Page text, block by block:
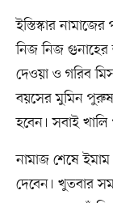
ইস্তিস্কার
নিজ নিজ গুনাহের
দেওয়া ও গরিব
বয়সের মুমিন
হবেন। সবাই
নামাজ শেষে
দেবেন। খুতবার